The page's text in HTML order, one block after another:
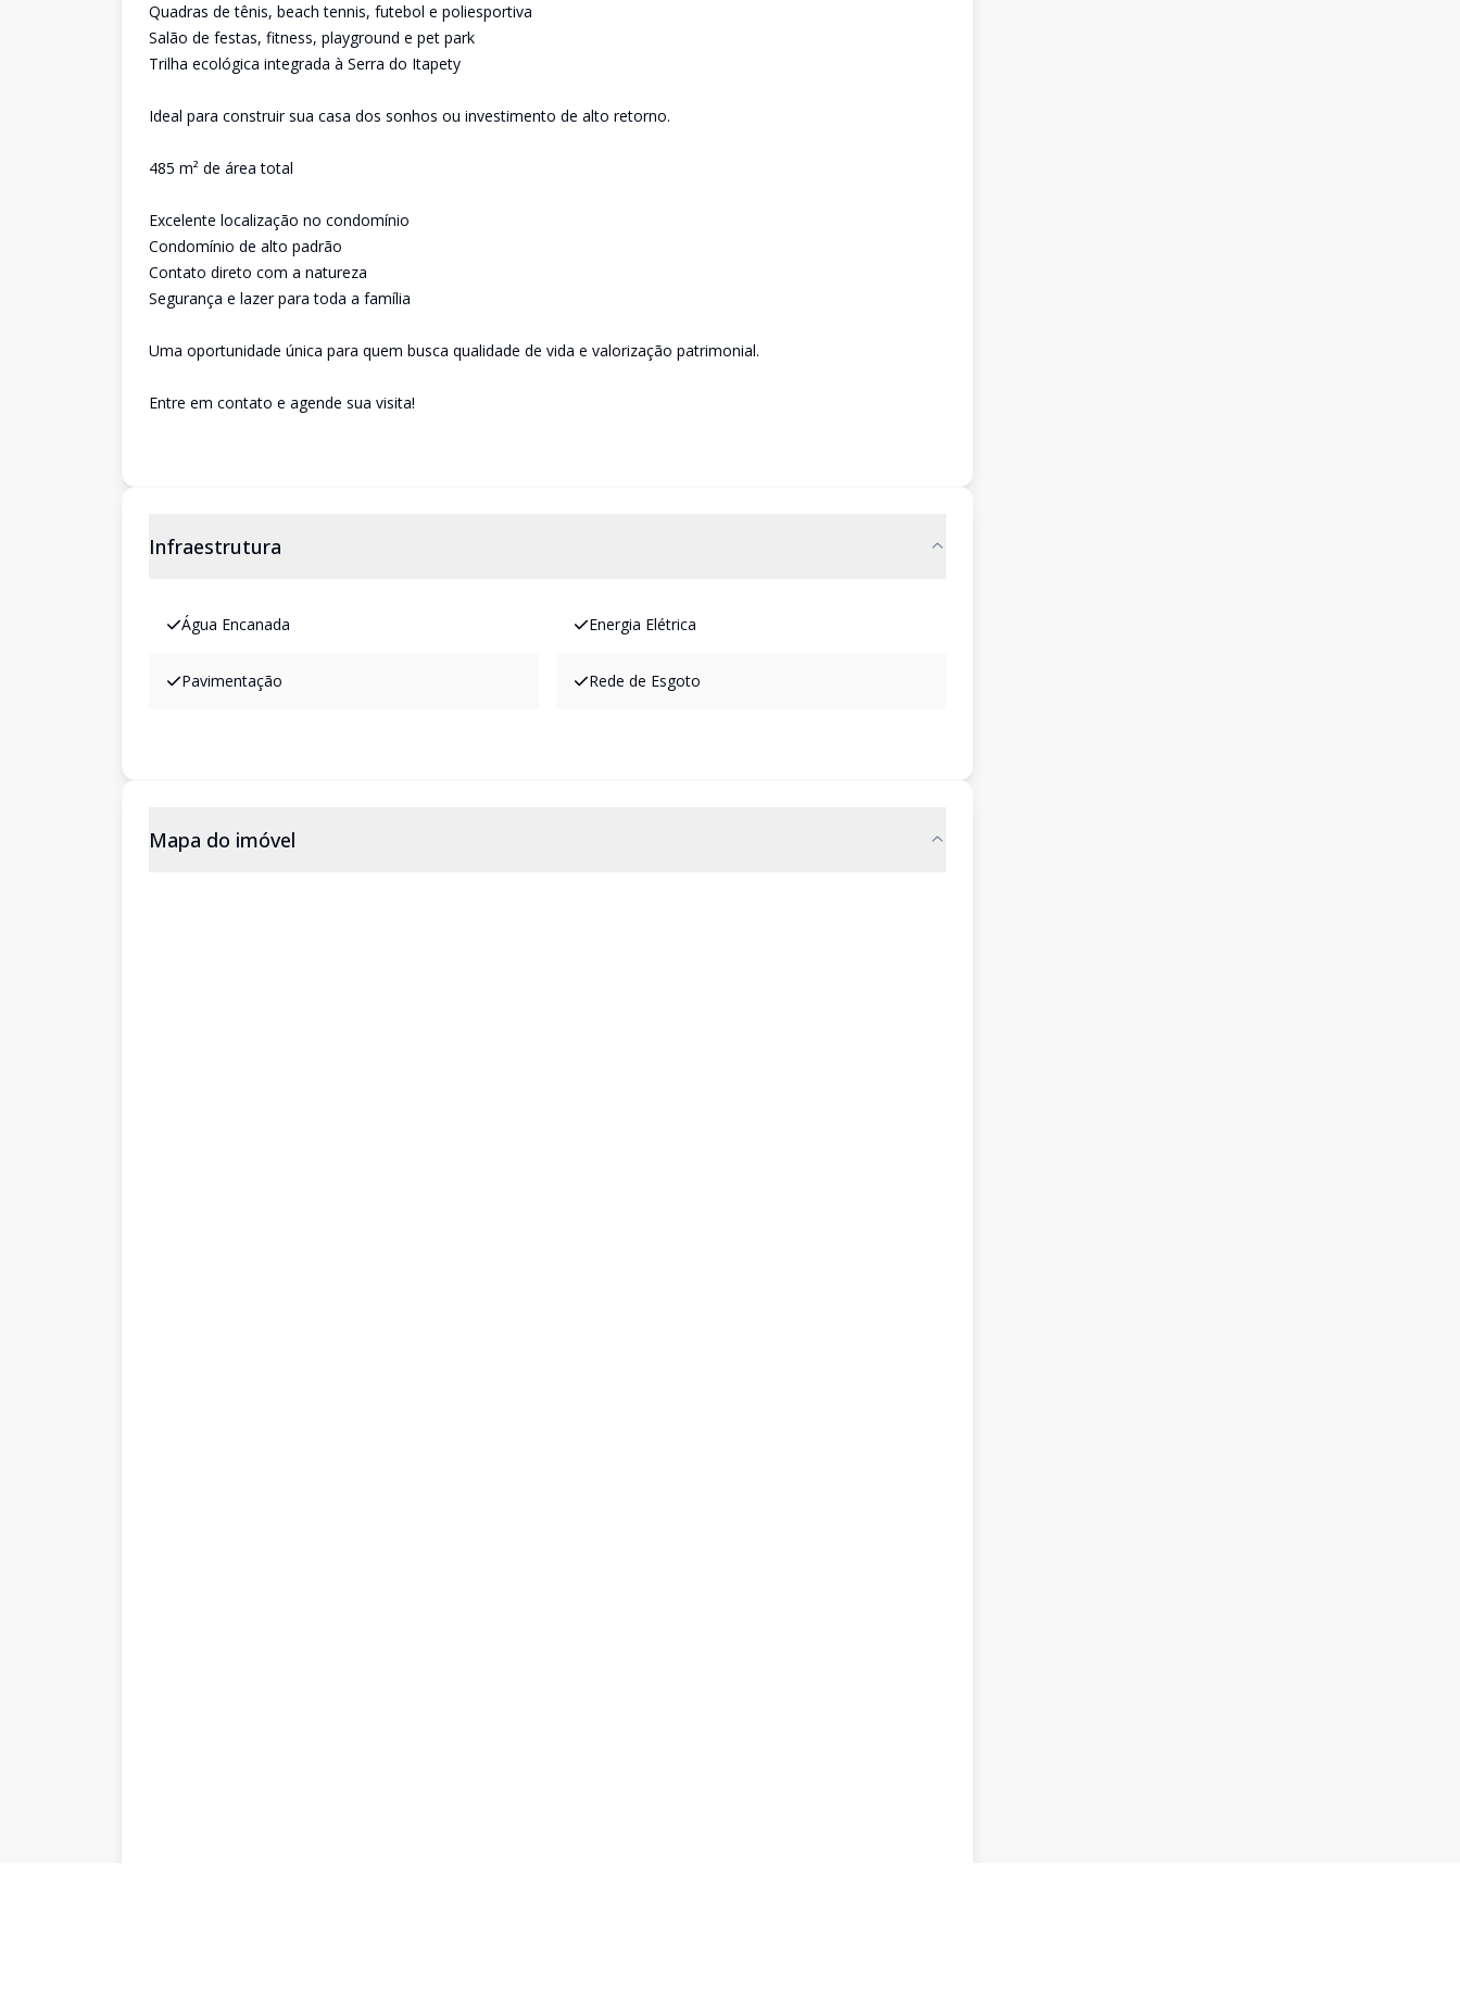
Quadras de tênis, beach tennis, futebol e poliesportiva
Salão de festas, fitness, playground e pet park
Trilha ecológica integrada à Serra do Itapety
Ideal para construir sua casa dos sonhos ou investimento de alto retorno.
485 m² de área total
Excelente localização no condomínio
Condomínio de alto padrão
Contato direto com a natureza
Segurança e lazer para toda a família
Uma oportunidade única para quem busca qualidade de vida e valorização patrimonial.
Entre em contato e agende sua visita!
Infraestrutura
Água Encanada Energia Elétrica
Pavimentação Rede de Esgoto
Mapa do imóvel